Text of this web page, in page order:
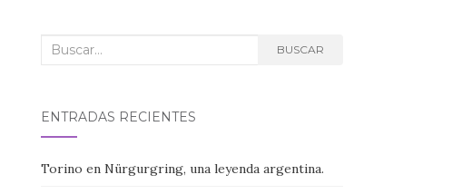
Buscar: BUSCAR
ENTRADAS RECIENTES
Torino en Nürgurgring, una leyenda argentina.